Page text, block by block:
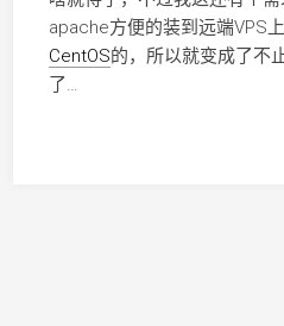
apache方便的装到远端VPS
CentOS的，所以就变成了不
了…